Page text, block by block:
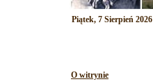
Piątek, 7 Sierpień 2026
O witrynie